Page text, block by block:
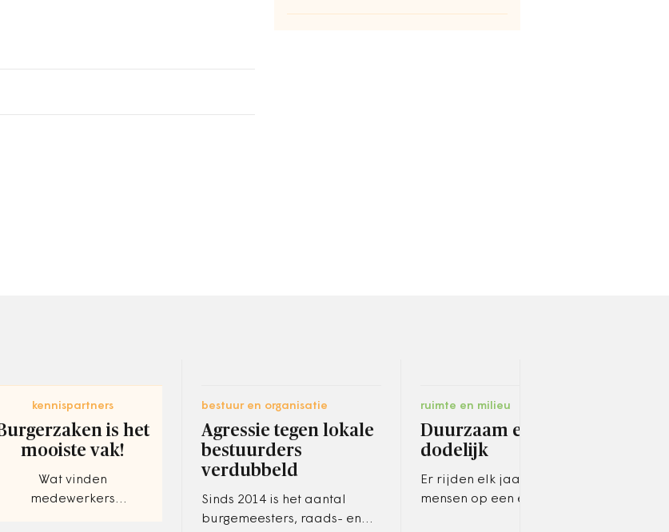
kennispartners
Burgerzaken is het
mooiste vak!
Wat vinden
medewerkers
bestuur en organisatie
Agressie tegen lokale
bestuurders
verdubbeld
Sinds 2014 is het aantal
burgemeesters, raads- en
ruimte en milieu
Duurzaam en
dodelijk
Er rijden elk jaar meer
mensen op een e-bike, dan